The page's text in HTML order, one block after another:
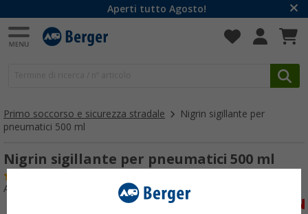
Aperti tutto Agosto!
Primo soccorso e sicurezza stradale
Nigrin sigillante per
pneumatici 500 ml
Nigrin sigillante per pneumatici 500 ml
Articolo n: 217360